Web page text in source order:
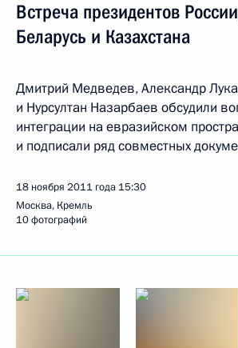
Встреча президентов
Беларусь и Казахстана
Дмитрий Медведев, Александр
и Нурсултан Назарбаев обсудили
интеграции на евразийском
и подписали ряд совместных
18 ноября 2011 года 15:30
Москва, Кремль
10 фотографий